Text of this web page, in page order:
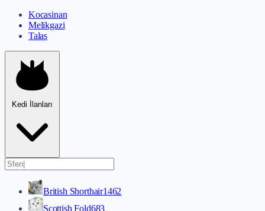
Kocasinan
Melikgazi
Talas
Kedi İlanları
British Shorthair1462
Scottish Fold683